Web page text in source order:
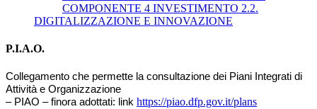
COMPONENTE 4 INVESTIMENTO 2.2.
DIGITALIZZAZIONE E INNOVAZIONE
P.I.A.O.
Collegamento che permette la consultazione dei Piani Integrati di
Attività e Organizzazione
– PIAO – finora adottati: link https://piao.dfp.gov.it/plans